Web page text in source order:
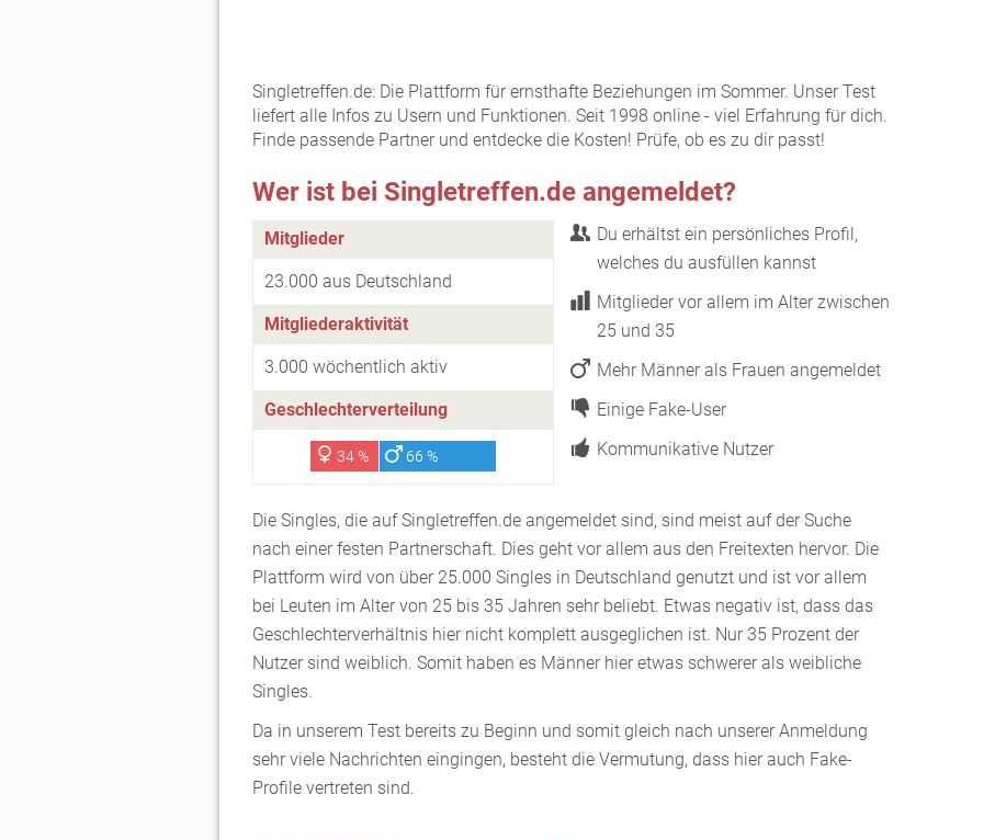
Singletreffen.de: Die Plattform für ernsthafte Beziehungen im Sommer. Unser Test
liefert alle Infos zu Usern und Funktionen. Seit 1998 online - viel Erfahrung für dich.
Finde passende Partner und entdecke die Kosten! Prüfe, ob es zu dir passt!
Wer ist bei Singletreffen.de angemeldet?
Mitglieder
23.000 aus Deutschland
Mitgliederaktivität
3.000 wöchentlich aktiv
Geschlechterverteilung
34 % 66 %
Du erhältst ein persönliches Profil,
welches du ausfüllen kannst
Mitglieder vor allem im Alter zwischen
25 und 35
Mehr Männer als Frauen angemeldet
Einige Fake-User
Kommunikative Nutzer
Die Singles, die auf Singletreffen.de angemeldet sind, sind meist auf der Suche
nach einer festen Partnerschaft. Dies geht vor allem aus den Freitexten hervor. Die
Plattform wird von über 25.000 Singles in Deutschland genutzt und ist vor allem
bei Leuten im Alter von 25 bis 35 Jahren sehr beliebt. Etwas negativ ist, dass das
Geschlechterverhältnis hier nicht komplett ausgeglichen ist. Nur 35 Prozent der
Nutzer sind weiblich. Somit haben es Männer hier etwas schwerer als weibliche
Singles.
Da in unserem Test bereits zu Beginn und somit gleich nach unserer Anmeldung
sehr viele Nachrichten eingingen, besteht die Vermutung, dass hier auch Fake-
Profile vertreten sind.